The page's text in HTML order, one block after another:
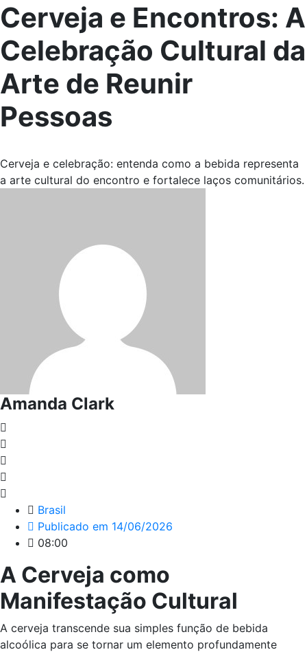
Cerveja e Encontros: A
Celebração Cultural da
Arte de Reunir
Pessoas
Cerveja e celebração: entenda como a bebida representa
a arte cultural do encontro e fortalece laços comunitários.
Amanda Clark
Brasil
Publicado em 14/06/2026
08:00
A Cerveja como
Manifestação Cultural
A cerveja transcende sua simples função de bebida
alcoólica para se tornar um elemento profundamente